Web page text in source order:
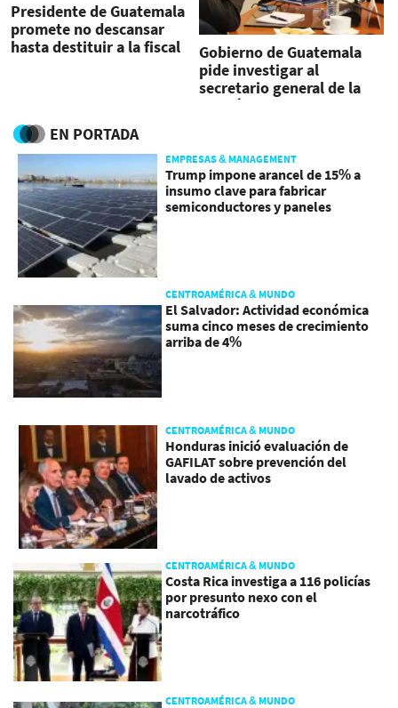
Presidente de Guatemala
promete no descansar
hasta destituir a la fiscal
Gobierno de Guatemala
pide investigar al
secretario general de la
fiscalía
EN PORTADA
EMPRESAS & MANAGEMENT
Trump impone arancel de 15% a
insumo clave para fabricar
semiconductores y paneles
CENTROAMÉRICA & MUNDO
El Salvador: Actividad económica
suma cinco meses de crecimiento
arriba de 4%
CENTROAMÉRICA & MUNDO
Honduras inició evaluación de
GAFILAT sobre prevención del
lavado de activos
CENTROAMÉRICA & MUNDO
Costa Rica investiga a 116 policías
por presunto nexo con el
narcotráfico
CENTROAMÉRICA & MUNDO